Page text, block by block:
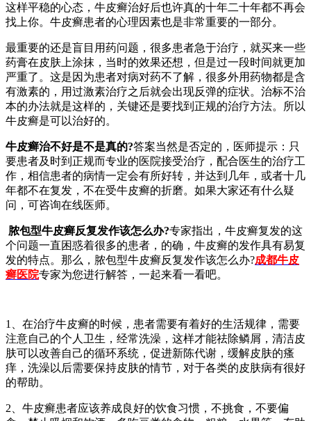
这样平稳的心态，牛皮癣治好后也许真的十年二十年都不再会
找上你。牛皮癣患者的心理因素也是非常重要的一部分。
最重要的还是盲目用药问题，很多患者急于治疗，就买来一些
药膏在皮肤上涂抹，当时的效果还想，但是过一段时间就更加
严重了。这是因为患者对病对药不了解，很多外用药物都是含
有激素的，用过激素治疗之后就会出现反弹的症状。治标不治
本的办法就是这样的，关键还是要找到正规的治疗方法。所以
牛皮癣是可以治好的。
牛皮癣治不好是不是真的?答案当然是否定的，医师提示：只
要患者及时到正规而专业的医院接受治疗，配合医生的治疗工
作，相信患者的病情一定会有所好转，并达到几年，或者十几
年都不在复发，不在受牛皮癣的折磨。如果大家还有什么疑
问，可咨询在线医师。
脓包型牛皮癣反复发作该怎么办?专家指出，牛皮癣复发的这
个问题一直困惑着很多的患者，的确，牛皮癣的发作具有易复
发的特点。那么，脓包型牛皮癣反复发作该怎么办?成都牛皮
癣医院专家为您进行解答，一起来看一看吧。
1、在治疗牛皮癣的时候，患者需要有着好的生活规律，需要
注意自己的个人卫生，经常洗澡，这样才能祛除鳞屑，清洁皮
肤可以改善自己的循环系统，促进新陈代谢，缓解皮肤的瘙
痒，洗澡以后需要保持皮肤的情节，对于各类的皮肤病有很好
的帮助。
2、牛皮癣患者应该养成良好的饮食习惯，不挑食，不要偏